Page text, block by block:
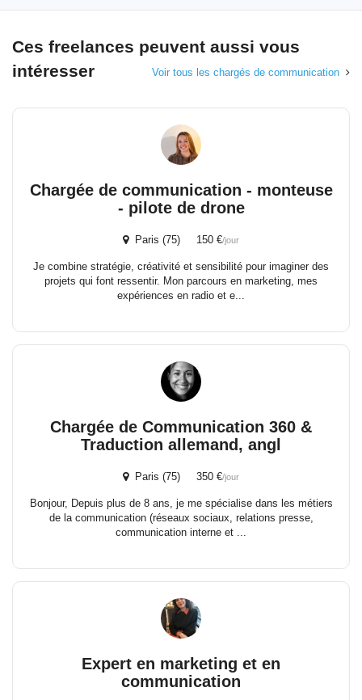
Ces freelances peuvent aussi vous
intéresser
Voir tous les chargés de communication
Chargée de communication - monteuse
- pilote de drone
Paris (75) 150 €/jour
Je combine stratégie, créativité et sensibilité pour imaginer des
projets qui font ressentir. Mon parcours en marketing, mes
expériences en radio et e...
Chargée de Communication 360 &
Traduction allemand, angl
Paris (75) 350 €/jour
Bonjour, Depuis plus de 8 ans, je me spécialise dans les métiers
de la communication (réseaux sociaux, relations presse,
communication interne et ...
Expert en marketing et en
communication